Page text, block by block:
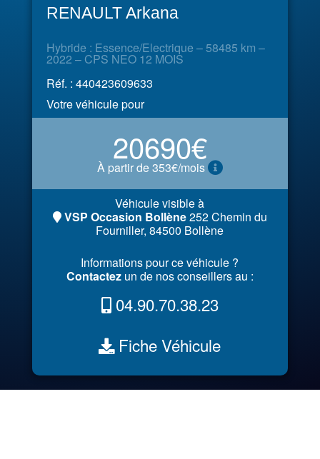
RENAULT Arkana
Hybride : Essence/Electrique – 58485 km –
2022 – CPS NEO 12 MOIS
Réf. : 440423609633
Votre véhicule pour
20690€
À partir de 353€/mois
Véhicule visible à
VSP Occasion Bollène252 Chemin du
Fourniller, 84500 Bollène
Informations pour ce véhicule ?
Contactezun de nos conseillers au :
04.90.70.38.23
Fiche Véhicule